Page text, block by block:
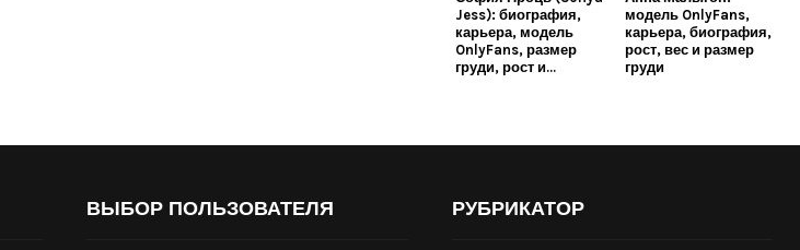
Jess): биография,
карьера, модель
OnlyFans, размер
груди, рост и...
модель OnlyFans,
карьера, биография,
рост, вес и размер
груди
ВЫБОР ПОЛЬЗОВАТЕЛЯ РУБРИКАТОР